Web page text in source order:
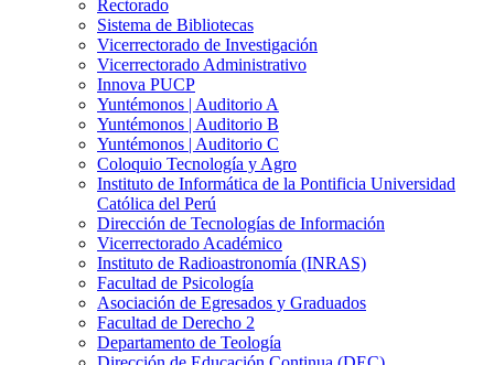
Rectorado
Sistema de Bibliotecas
Vicerrectorado de Investigación
Vicerrectorado Administrativo
Innova PUCP
Yuntémonos | Auditorio A
Yuntémonos | Auditorio B
Yuntémonos | Auditorio C
Coloquio Tecnología y Agro
Instituto de Informática de la Pontificia Universidad
Católica del Perú
Dirección de Tecnologías de Información
Vicerrectorado Académico
Instituto de Radioastronomía (INRAS)
Facultad de Psicología
Asociación de Egresados y Graduados
Facultad de Derecho 2
Departamento de Teología